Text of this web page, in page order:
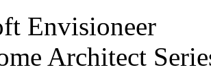
Envisioneer
Architect